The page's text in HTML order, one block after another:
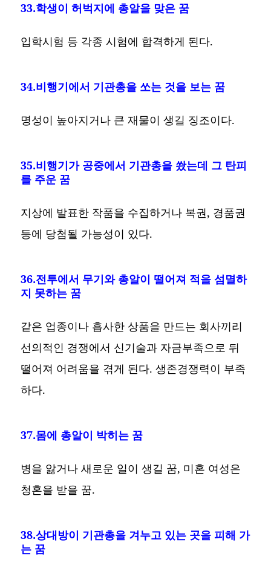
33.학생이 허벅지에 총알을 맞은 꿈
입학시험 등 각종 시험에 합격하게 된다.
34.비행기에서 기관총을 쏘는 것을 보는 꿈
명성이 높아지거나 큰 재물이 생길 징조이다.
35.비행기가 공중에서 기관총을 쐈는데 그 탄피
를 주운 꿈
지상에 발표한 작품을 수집하거나 복권, 경품권
등에 당첨될 가능성이 있다.
36.전투에서 무기와 총알이 떨어져 적을 섬멸하
지 못하는 꿈
같은 업종이나 흡사한 상품을 만드는 회사끼리
선의적인 경쟁에서 신기술과 자금부족으로 뒤
떨어져 어려움을 겪게 된다. 생존경쟁력이 부족
하다.
37.몸에 총알이 박히는 꿈
병을 앓거나 새로운 일이 생길 꿈, 미혼 여성은
청혼을 받을 꿈.
38.상대방이 기관총을 겨누고 있는 곳을 피해 가
는 꿈